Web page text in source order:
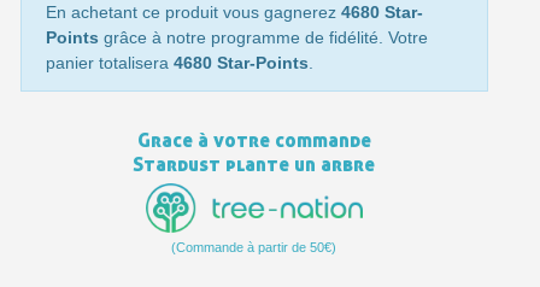
Gagnez des points de fidélité à chaque commande
Livraison sous 24 h en France Métropolitaine
Réduction de 5€ sur la première commande
10€ de bon d'achat pour chaque parrainage
Inscription à la newsletter : 5€ de réduction
En achetant ce produit vous gagnerez 4680 Star-
Points grâce à notre programme de fidélité. Votre
panier totalisera 4680 Star-Points
Grace à votre commande
Stardust plante un arbre
(Commande à partir de 50€)